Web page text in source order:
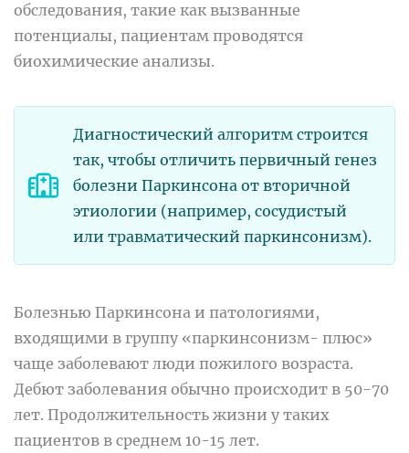
обследования, такие как вызванные
потенциалы, пациентам проводятся
биохимические анализы.
Диагностический алгоритм строится
так, чтобы отличить первичный генез
болезни Паркинсона от вторичной
этиологии (например, сосудистый
или травматический паркинсонизм).
Болезнью Паркинсона и патологиями,
входящими в группу «паркинсонизм- плюс»
чаще заболевают люди пожилого возраста.
Дебют заболевания обычно происходит в 50-70
лет. Продолжительность жизни у таких
пациентов в среднем 10-15 лет.